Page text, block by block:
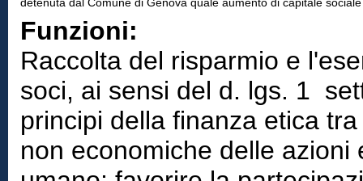
Funzioni:
Raccolta del risparmio e
soci, ai sensi del d. lgs. 1
principi della finanza etica
non economiche delle